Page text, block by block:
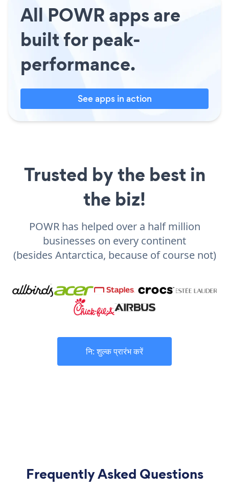
All POWR apps are
built for peak-
performance.
See apps in action
Trusted by the best in
the biz!
POWR has helped over a half million
businesses on every continent
(besides Antarctica, because of course not)
नि: शुल्क प्रारंभ करें
Frequently Asked Questions